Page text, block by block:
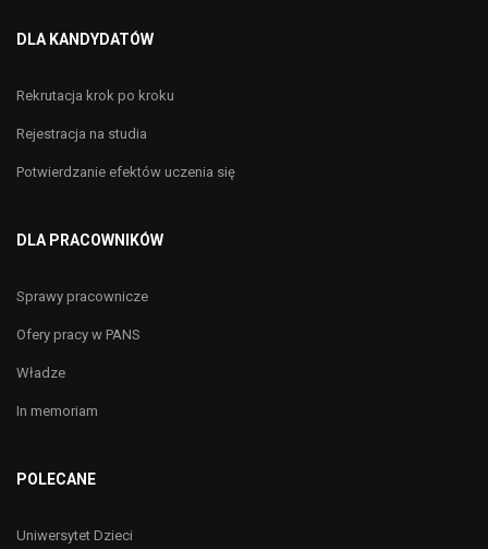
DLA KANDYDATÓW
Rekrutacja krok po kroku
Rejestracja na studia
Potwierdzanie efektów uczenia się
DLA PRACOWNIKÓW
Sprawy pracownicze
Ofery pracy w PANS
Władze
In memoriam
POLECANE
Uniwersytet Dzieci